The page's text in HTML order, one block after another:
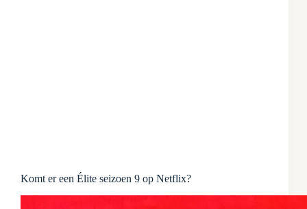
Komt er een Élite seizoen 9 op Netflix?